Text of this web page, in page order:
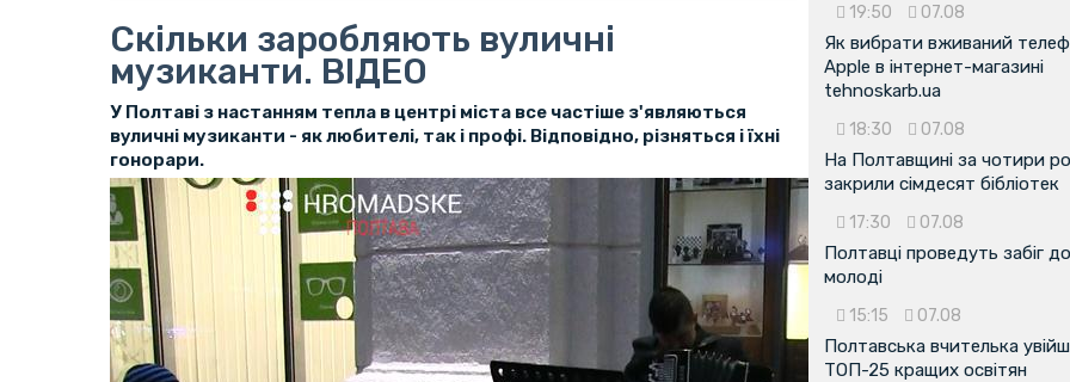
Скільки заробляють вуличні
музиканти. ВІДЕО
У Полтаві з настанням тепла в центрі міста все частіше з'являються
вуличні музиканти - як любителі, так і профі. Відповідно, різняться і їхні
гонорари.
19:50 07.08
Як вибрати вживаний
Apple в інтернет-магазині
tehnoskarb.ua
18:30 07.08
На Полтавщині за чотири
закрили сімдесят бібліотек
17:30 07.08
Полтавці проведуть забіг
молоді
15:15 07.08
Полтавська вчителька
ТОП-25 кращих освітян